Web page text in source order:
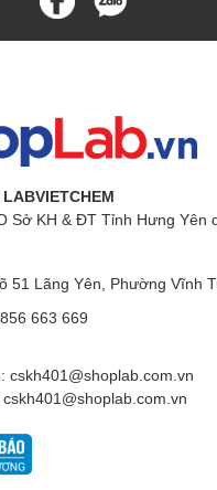
Sở KH & ĐT Tỉnh Hưng Yên
51 Lãng Yên, Phường Vĩnh
663 669
cskh401@shoplab.com.vn